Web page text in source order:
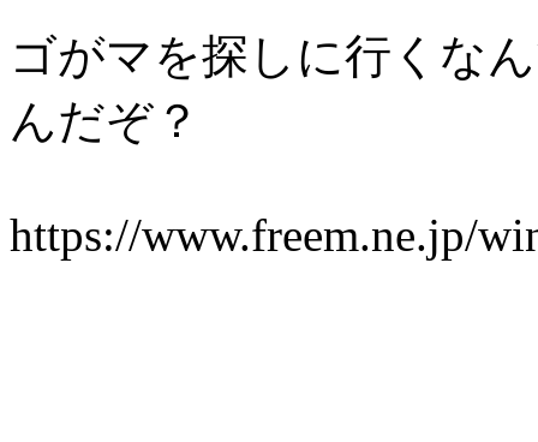
ゴがマを探しに行くな
んだぞ？
https://www.freem.ne.jp/